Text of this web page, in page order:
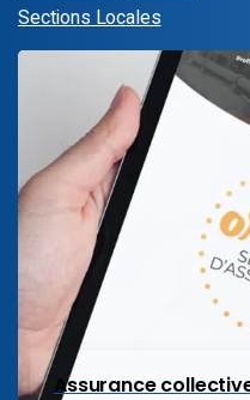
Sections Locales
Assurance collective